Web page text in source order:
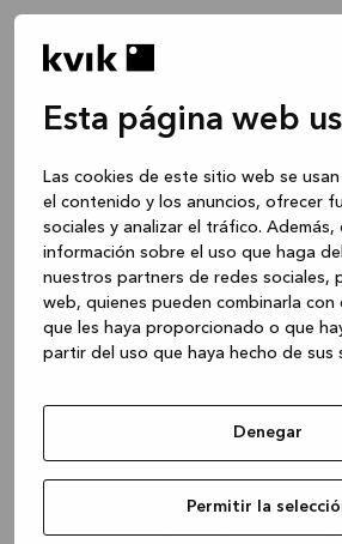
Esta página web
Las cookies de este sitio web se
el contenido y los anuncios, ofrecer
sociales y analizar el tráfico. Además,
información sobre el uso que haga
nuestros partners de redes sociales,
web, quienes pueden combinarla
que les haya proporcionado o que
partir del uso que haya hecho de sus
Denegar
Permitir la
Application error: a client-side
loadingwww.kvik.es (see the